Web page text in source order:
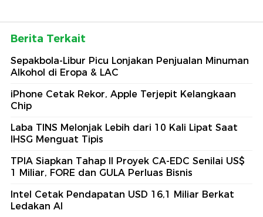
Berita Terkait
Sepakbola-Libur Picu Lonjakan Penjualan Minuman
Alkohol di Eropa & LAC
iPhone Cetak Rekor, Apple Terjepit Kelangkaan
Chip
Laba TINS Melonjak Lebih dari 10 Kali Lipat Saat
IHSG Menguat Tipis
TPIA Siapkan Tahap II Proyek CA-EDC Senilai US$
1 Miliar, FORE dan GULA Perluas Bisnis
Intel Cetak Pendapatan USD 16,1 Miliar Berkat
Ledakan AI